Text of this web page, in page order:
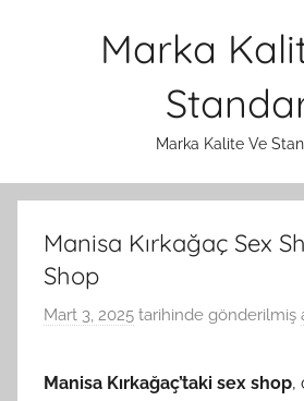
Marka
Marka Kalite Ve
Manisa Kırkağaç Sex
Shop
Mart 3, 2025 tarihinde gönderilmiş
Manisa Kırkağaç’taki sex shop,